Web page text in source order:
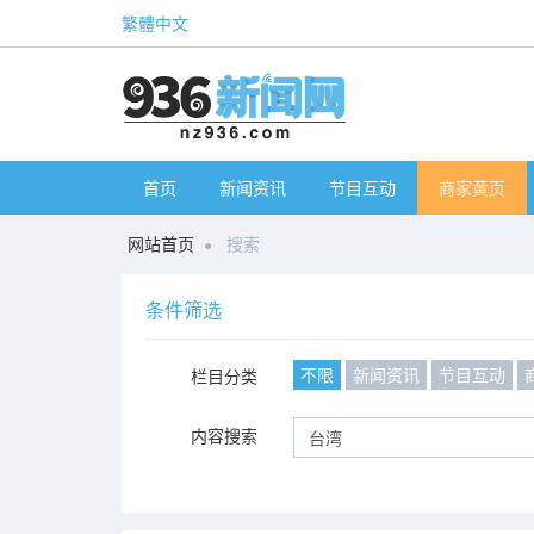
繁體中文
首页 新闻资讯 节目互动 商家黄页
网站首页 搜索
条件筛选
栏目分类 不限 新闻资讯 节目互动
内容搜索